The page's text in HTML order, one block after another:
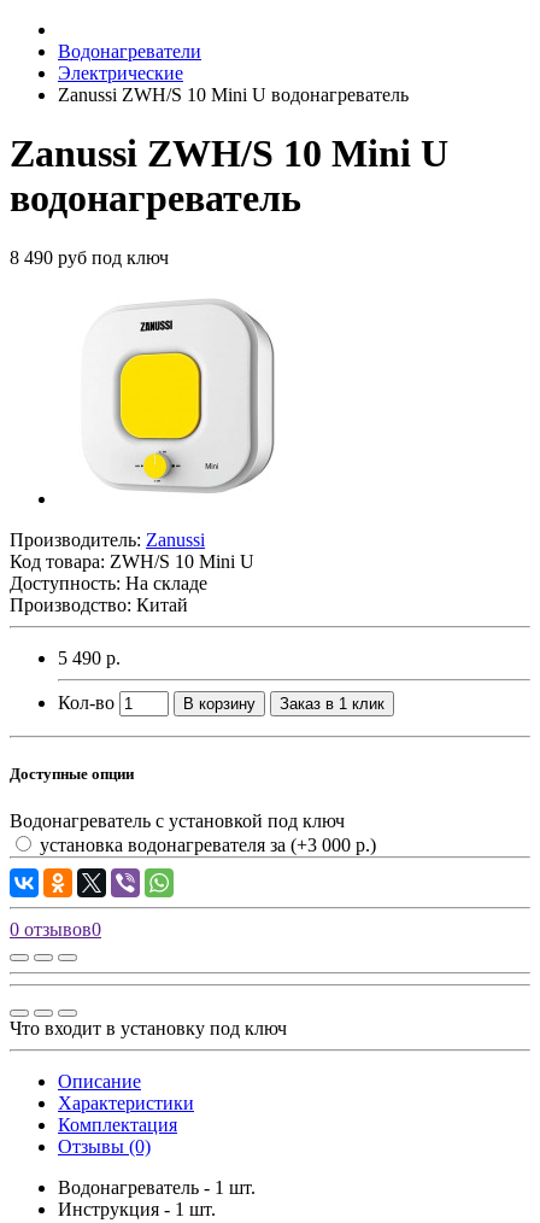
Водонагреватели
Электрические
Zanussi ZWH/S 10 Mini U водонагреватель
Zanussi ZWH/S 10 Mini U
водонагреватель
8 490 руб под ключ
Производитель: Zanussi
Код товара: ZWH/S 10 Mini U
Доступность: На складе
Производство: Китай
5 490 р.
Кол-во В корзину Заказ в 1 клик
Доступные опции
Водонагреватель с установкой под ключ
установка водонагревателя за (+3 000 р.)
0 отзывов0
Что входит в установку под ключ
Описание
Характеристики
Комплектация
Отзывы (0)
Водонагреватель - 1 шт.
Инструкция - 1 шт.